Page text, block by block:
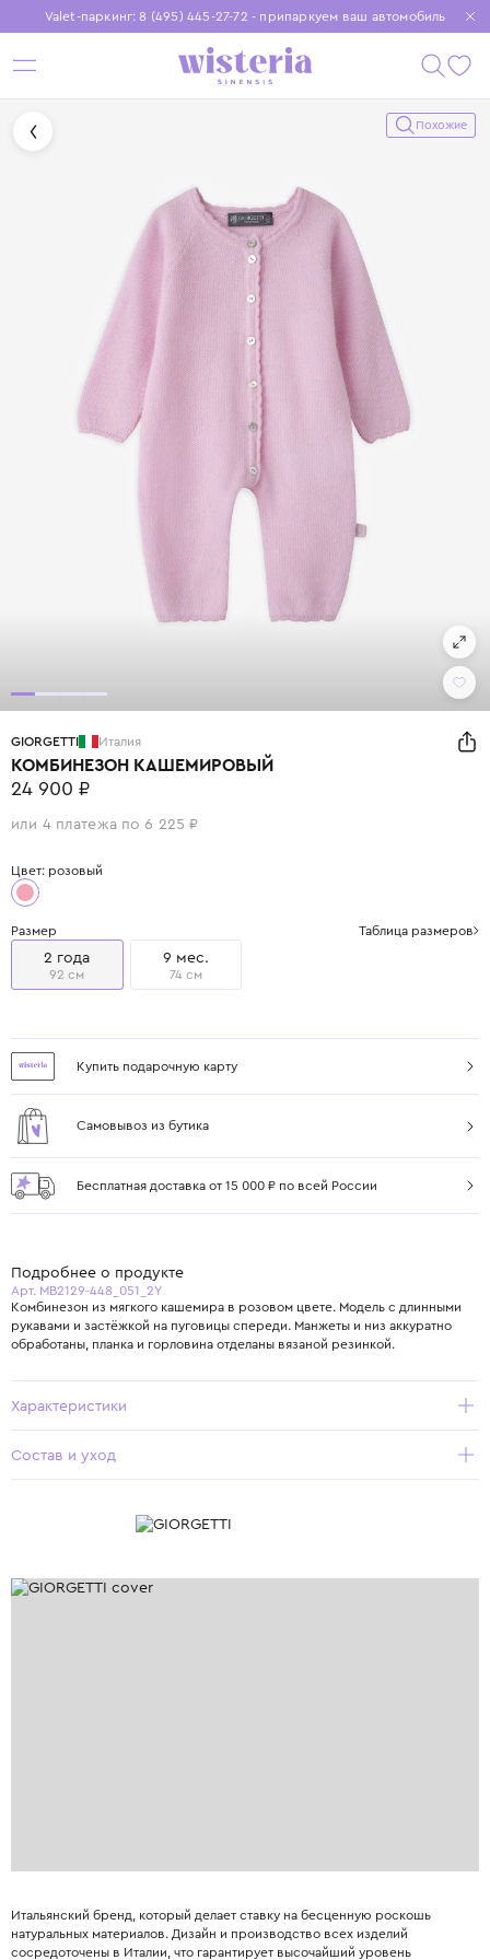
Valet-паркинг: 8 (495) 445-27-72 - припаркуем ваш автомобиль
Бесплатная доставка при заказе от 15 000 ₽
Установите приложение, чтобы покупки были еще удобнее
Похожие
GIORGETTI Италия
КОМБИНЕЗОН КАШЕМИРОВЫЙ
24 900 ₽
или 4 платежа по 6 225 ₽
Цвет: розовый
Размер Таблица размеров
2 года
92 см
9 мес.
74 см
Купить подарочную карту
Самовывоз из бутика
Бесплатная доставка от 15 000 ₽ по всей России
Подробнее о продукте
Арт. MB2129-448_051_2Y
Комбинезон из мягкого кашемира в розовом цвете. Модель с длинными
рукавами и застёжкой на пуговицы спереди. Манжеты и низ аккуратно
обработаны, планка и горловина отделаны вязаной резинкой.
Характеристики
Состав и уход
Итальянский бренд, который делает ставку на бесценную роскошь
натуральных материалов. Дизайн и производство всех изделий
сосредоточены в Италии, что гарантирует высочайший уровень